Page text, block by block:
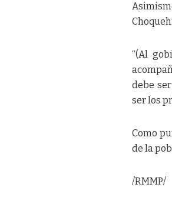
“(Al
debe
ser los
Como
de la
/RMMP/